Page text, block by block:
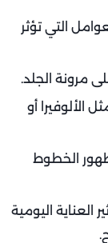
التي تؤثر
مرونة الجلد.
الألوفيرا أو
الخطوط
اليومية